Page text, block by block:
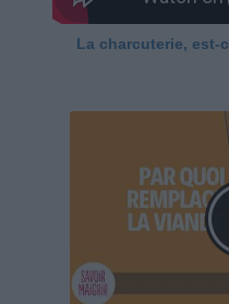
La charcuterie, est-